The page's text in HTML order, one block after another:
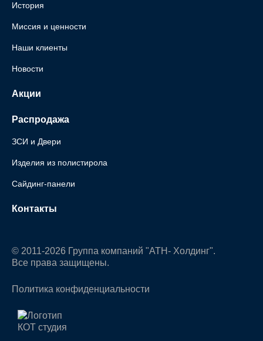
История
Миссия и ценности
Наши клиенты
Новости
Акции
Распродажа
ЗСИ и Двери
Изделия из полистирола
Сайдинг-панели
Контакты
© 2011-2026 Группа компаний "АТН- Холдинг".
Все права защищены.
Политика конфиденциальности